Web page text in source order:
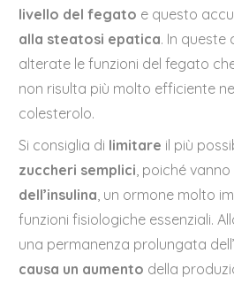
livello del fegato e questo
alla steatosi epatica. In queste
alterate le funzioni del fegato
non risulta più molto efficiente
colesterolo.
Si consiglia di limitare il più
zuccheri semplici, poiché vanno
dell’insulina, un ormone molto
funzioni fisiologiche essenziali.
una permanenza prolungata
causa un aumento della